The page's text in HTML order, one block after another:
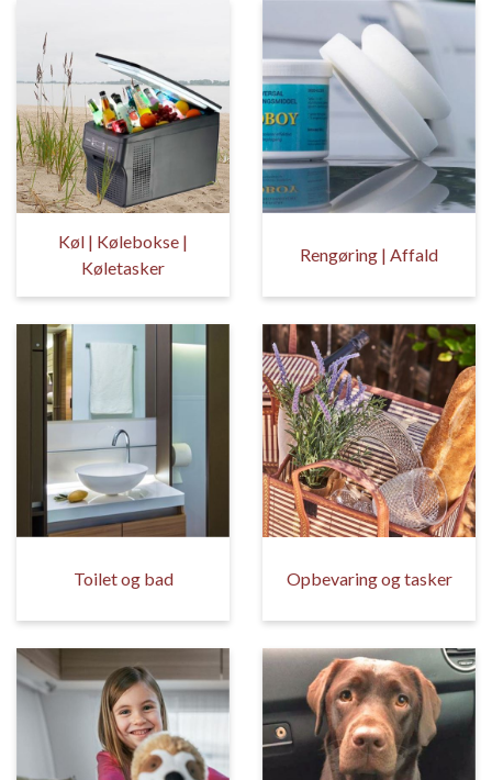
Køl | Kølebokse |
Køletasker
Rengøring | Affald
Toilet og bad Opbevaring og tasker